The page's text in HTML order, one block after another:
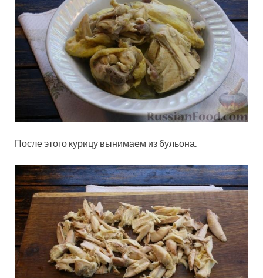
После этого курицу вынимаем из бульона.